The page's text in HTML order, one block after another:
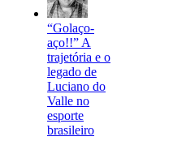
“Golaço-
aço!!” A
trajetória e o
legado de
Luciano do
Valle no
esporte
brasileiro